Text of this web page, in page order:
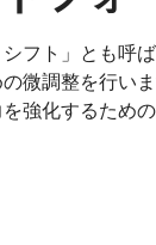
シフト」とも
微調整を行い
強化するため